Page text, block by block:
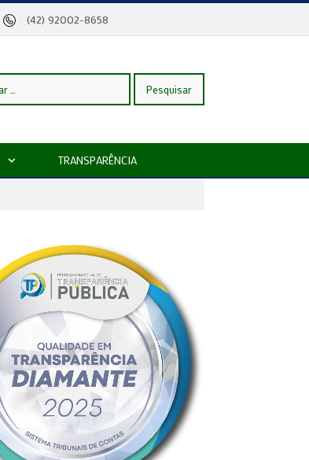
(42) 92002-8658
TRANSPARÊNCIA